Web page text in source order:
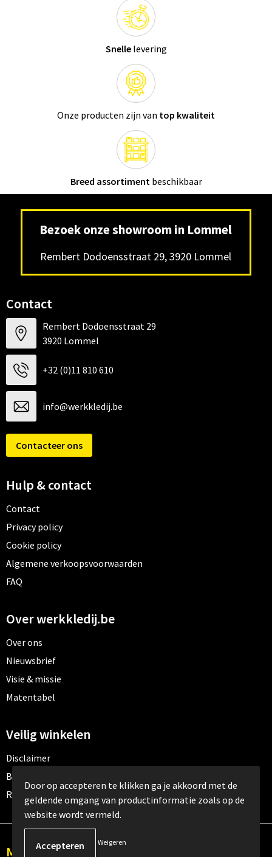
Snellelevering
Onze producten zijn van top kwaliteit
Breed assortiment beschikbaar
Bezoek onze showroom in Lommel
Rembert Dodoensstraat 29, 3920 Lommel
Contact
Rembert Dodoensstraat 29
3920 Lommel
+32 (0)11 810 610
info@werkkledij.be
Contacteer ons
Hulp & contact
Contact
Privacy policy
Cookie policy
Algemene verkoopsvoorwaarden
FAQ
Over werkkledij.be
Over ons
Nieuwsbrief
Visie & missie
Matentabel
Veilig winkelen
Disclaimer
Betaalmethoden
Retourneren
Meld je aan voor onze nieuwsbrief
Door op accepteren te klikken ga je akkoord met de
geldende omgang van productinformatie zoals op de
website wordt vermeld.
Weigeren